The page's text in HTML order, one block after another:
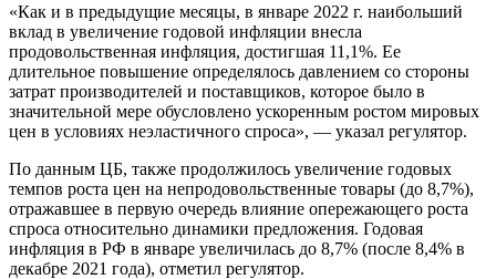
«Как и в предыдущие месяцы, в январе 2022 г. наибольший
вклад в увеличение годовой инфляции внесла
продовольственная инфляция, достигшая 11,1%. Ее
длительное повышение определялось давлением со стороны
затрат производителей и поставщиков, которое было в
значительной мере обусловлено ускоренным ростом мировых
цен в условиях неэластичного спроса», — указал регулятор.
По данным ЦБ, также продолжилось увеличение годовых
темпов роста цен на непродовольственные товары (до 8,7%),
отражавшее в первую очередь влияние опережающего роста
спроса относительно динамики предложения. Годовая
инфляция в РФ в январе увеличилась до 8,7% (после 8,4% в
декабре 2021 года), отметил регулятор.